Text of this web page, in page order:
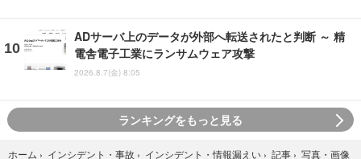
ADサーバ上のデータが外部へ転送されたと判断 ～ 精
電舎電子工業にランサムウェア攻撃
2026.8.7(金) 8:05
ランキングをもっと見る
ホーム › インシデント・事故 › インシデント・情報漏えい › 記事 › 写真・画像